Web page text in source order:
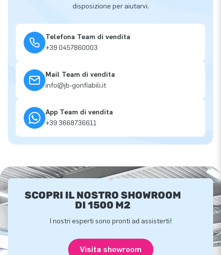
disposizione per aiutarvi.
Telefona Team di vendita
+39 0457860003
Mail Team di vendita
info@jb-gonfiabili.it
App Team di vendita
+39 3668736611
SCOPRI IL NOSTRO SHOWROOM
DI 1500 M2
I nostri esperti sono pronti ad assisterti!
Visita showroom